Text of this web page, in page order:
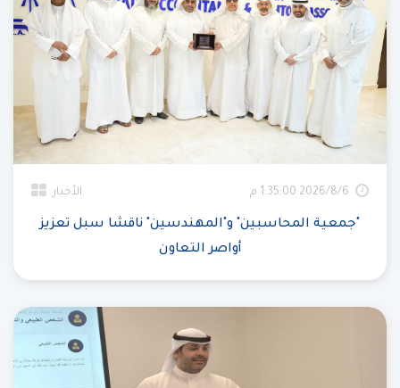
6‏‏/8‏‏/2026 1:35:00 م الأخبار
"جمعية المحاسبين" و"المهندسين" ناقشا سبل تعزيز
أواصر التعاون